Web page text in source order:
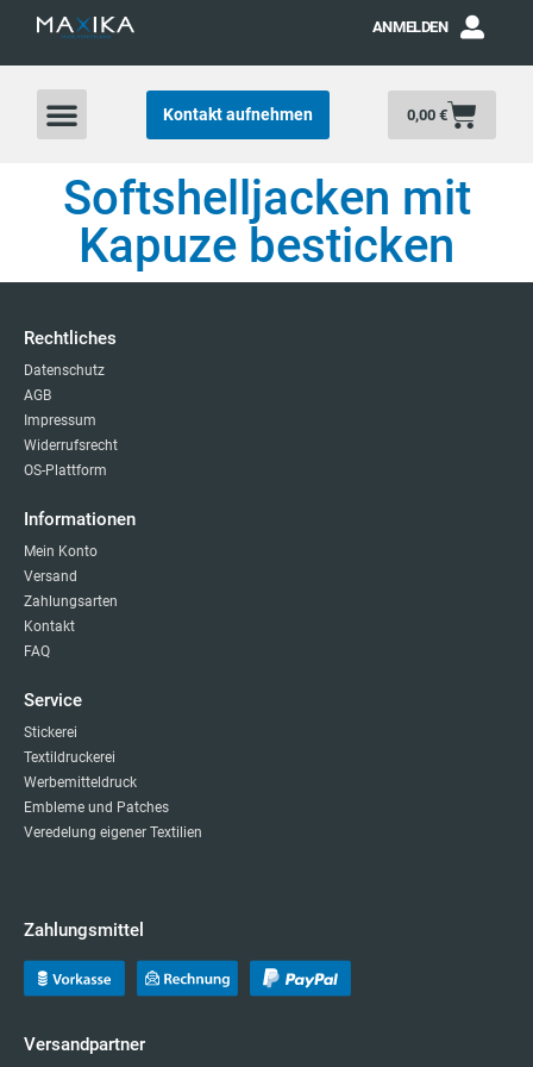
ANMELDEN
Kontakt aufnehmen 0,00 €
Softshelljacken mit
Kapuze besticken
Rechtliches
Datenschutz
AGB
Impressum
Widerrufsrecht
OS-Plattform
Informationen
Mein Konto
Versand
Zahlungsarten
Kontakt
FAQ
Service
Stickerei
Textildruckerei
Werbemitteldruck
Embleme und Patches
Veredelung eigener Textilien
Zahlungsmittel
Versandpartner